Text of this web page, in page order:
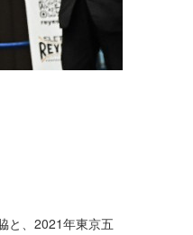
と、2021年東京五